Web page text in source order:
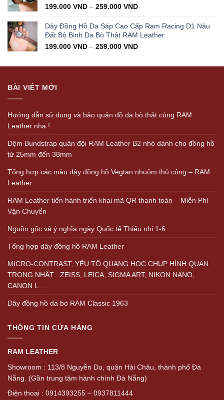
199.000 VND – 259.000 VND
Dây Đồng Hồ Da Sáp Cao Cấp Ram Racing D1 Nâu
Đất Bộ Binh Da Bò Thật RAM Leather
199.000 VND – 259.000 VND
BÀI VIẾT MỚI
Hướng dẫn sử dụng và bảo quản đồ da bò thật cùng RAM
Leather nha !
Đệm Bundstrap quân đội RAM Leather B2 nhỏ dành cho đồng hồ
từ 25mm đến 38mm
Tổng hợp các màu dây đồng hồ Vegtan nhuộm thủ công – RAM
Leather
RAM Leather tiến hành triển khai mã QR thanh toán – Miễn Phí
Vận Chuyển
Nguồn gốc và ý nghĩa ngày Quốc tế Thiếu nhi 1-6.
Tổng hợp dây đồng hồ RAM Leather
MICRO-CONTRAST, YẾU TỐ QUANG HỌC CHỤP HÌNH QUAN
TRỌNG NHẤT : ZEISS, LEICA, SIGMA ART, NIKON NANO,
CANON L…
Dây đồng hồ da bò RAM Classic 1963
THÔNG TIN CỬA HÀNG
RAM LEATHER
Showroom : 113/8 Nguyễn Du, quận Hải Châu, thành phố Đà
Nẵng. (Gần trung tâm hành chính Đà Nẵng)
Điện thoại : 0914393255 – 0937811444